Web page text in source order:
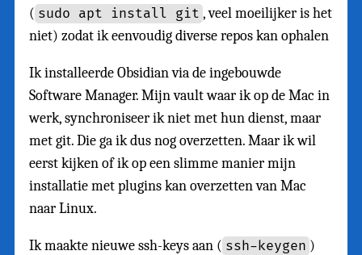
( sudo apt install git , veel moeilijker is het
niet) zodat ik eenvoudig diverse repos kan ophalen
Ik installeerde Obsidian via de ingebouwde
Software Manager. Mijn vault waar ik op de Mac in
werk, synchroniseer ik niet met hun dienst, maar
met git. Die ga ik dus nog overzetten. Maar ik wil
eerst kijken of ik op een slimme manier mijn
installatie met plugins kan overzetten van Mac
naar Linux.
Ik maakte nieuwe ssh-keys aan ( ssh-keygen )